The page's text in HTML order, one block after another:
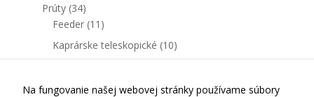
Prúty (34)
Feeder (11)
Kaprárske teleskopické (10)
Na fungovanie našej webovej stránky používame súbory